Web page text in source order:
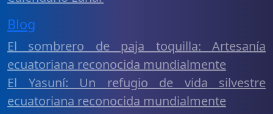
Blog
El sombrero de paja toquilla: Artesanía
ecuatoriana reconocida mundialmente
El Yasuní: Un refugio de vida silvestre
ecuatoriana reconocida mundialmente